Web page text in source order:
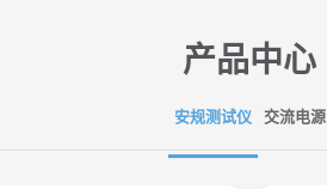
产品中心
安规测试仪 交流电源